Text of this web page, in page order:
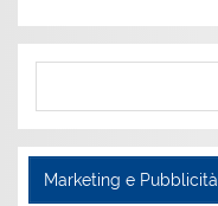
Cerca
Marketing e Pubblicità